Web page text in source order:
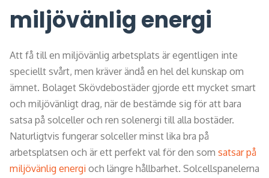
miljövänlig energi
Att få till en miljövänlig arbetsplats är egentligen inte
speciellt svårt, men kräver ändå en hel del kunskap om
ämnet. Bolaget Skövdebostäder gjorde ett mycket smart
och miljövänligt drag, när de bestämde sig för att bara
satsa på solceller och ren solenergi till alla bostäder.
Naturligtvis fungerar solceller minst lika bra på
arbetsplatsen och är ett perfekt val för den som satsar på
miljövänlig energi och längre hållbarhet. Solcellspanelerna